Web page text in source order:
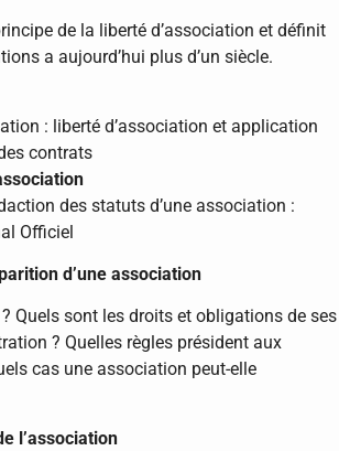
de la liberté d’association et définit
a aujourd’hui plus d’un siècle.
: liberté d’association et application
contrats
des statuts d’une association :
Officiel
d’une association
Quels sont les droits et obligations de ses
? Quelles règles président aux
cas une association peut-elle
l’association